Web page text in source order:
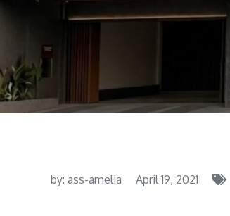
by: ass-amelia April 19, 2021